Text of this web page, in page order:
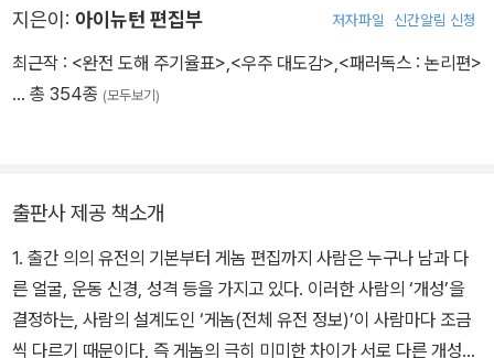
지은이: 아이뉴턴 편집부 저자파일 신간알림 신청
최근작 : <완전 도해 주기율표> <우주 대도감> <패러독스 : 논리편>
… 총 354종 (모두보기)
출판사 제공 책소개
1. 출간 의의 유전의 기본부터 게놈 편집까지 사람은 누구나 남과 다
른 얼굴, 운동 신경, 성격 등을 가지고 있다. 이러한 사람의 ‘개성’을
결정하는, 사람의 설계도인 ‘게놈(전체 유전 정보)’이 사람마다 조금
씩 다르기 때문이다, 즉 게놈의 극히 미미한 차이가 서로 다른 개성으